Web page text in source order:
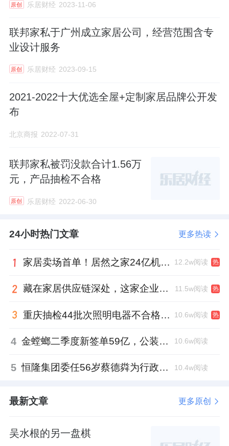
原创 乐居财经 2023-11-06
联邦家私于广州成立家居公司，经营范围含专
业设计服务
原创 乐居财经 2023-09-15
2021-2022十大优选全屋+定制家居品牌公开发
布
北京商报 2022-07-31
联邦家私被罚没款合计1.56万
元，产品抽检不合格
原创 乐居财经 2022-06-30
24小时热门文章 更多热读
家居卖场首单！居然之家24亿机构间REITs获深交所无异议函 12.2w阅读 热
藏在家居供应链深处，这家企业正在悄悄转型 11.5w阅读 热
重庆抽检44批次照明电器不合格，木林森全资子公司被点名 10.6w阅读 热
4 金螳螂二季度新签单59亿，公装业务贡献逾八成 10.6w阅读
5 恒隆集团委任56岁蔡德粦为行政总裁、年薪2052万港元，曾任星巴克中国CEO 10.4w阅读
最新文章 更多原创
吴水根的另一盘棋